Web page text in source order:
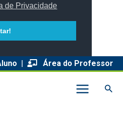
de Privacidade
| Área do Professor